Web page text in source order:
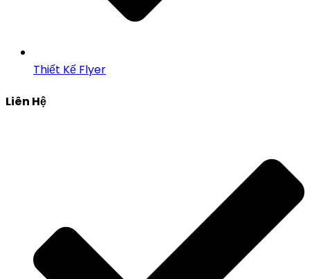
Thiết Kế Flyer
Liên Hệ